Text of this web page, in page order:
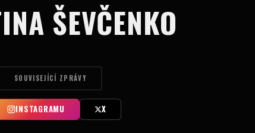
ŠEVČENKO
SOUVISEJÍCÍ ZPRÁVY
INSTAGRAMU X